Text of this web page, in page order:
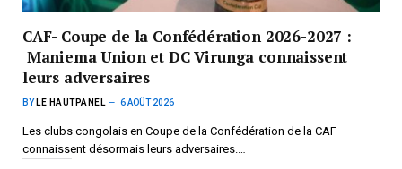
CAF- Coupe de la Confédération 2026-2027 :
Maniema Union et DC Virunga connaissent
leurs adversaires
BY LE HAUTPANEL 6 AOÛT 2026
Les clubs congolais en Coupe de la Confédération de la CAF
connaissent désormais leurs adversaires.…